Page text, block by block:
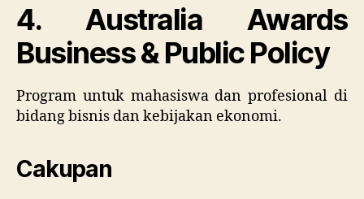
4. Australia Awards
Business & Public Policy
Program untuk mahasiswa dan profesional di
bidang bisnis dan kebijakan ekonomi.
Cakupan